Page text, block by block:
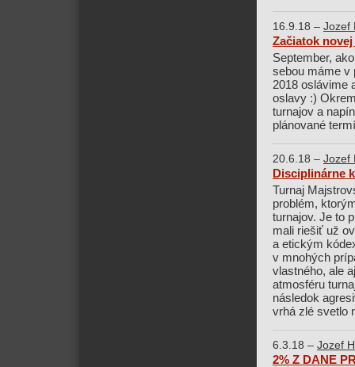
16.9.18 – Jozef
Začiatok novej
September,
sebou máme v
2018 oslávime
oslavy :)
turnajov a
plánované
20.6.18 – Jozef
Disciplinárne
Turnaj
problém,
turnajov. Je to
mali riešiť už
a etickým
v mnohých
vlastného, ale
atmosféru
následok
vrhá zlé svetlo
6.3.18 – Jozef
2% Z DANE